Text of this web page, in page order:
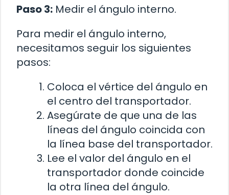
Paso 3: Medir el ángulo interno.
Para medir el ángulo interno,
necesitamos seguir los siguientes
pasos:
Coloca el vértice del ángulo en
el centro del transportador.
Asegúrate de que una de las
líneas del ángulo coincida con
la línea base del transportador.
Lee el valor del ángulo en el
transportador donde coincide
la otra línea del ángulo.